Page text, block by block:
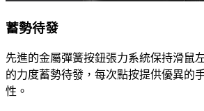
蓄勢待發
先進的金屬彈簧按鈕張力系統保持滑鼠
的力度蓄勢待發，每次點按提供優異的
性。